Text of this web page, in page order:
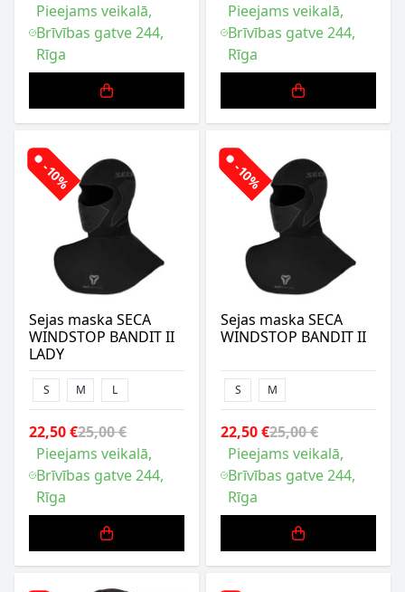
Pieejams veikalā,
Brīvības gatve 244,
Rīga
Pieejams veikalā,
Brīvības gatve 244,
Rīga
-10%
Sejas maska SECA
WINDSTOP BANDIT II
LADY
S M L
22,50 €25,00 €
Pieejams veikalā,
Brīvības gatve 244,
Rīga
-10%
Sejas maska SECA
WINDSTOP BANDIT II
S M
22,50 €25,00 €
Pieejams veikalā,
Brīvības gatve 244,
Rīga